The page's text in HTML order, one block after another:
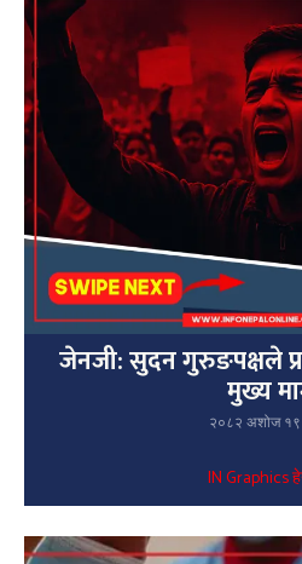
जेनजी: सुदन गुरुङपक्षले
मुख्य
२०८२ अशोज
IN Graphics